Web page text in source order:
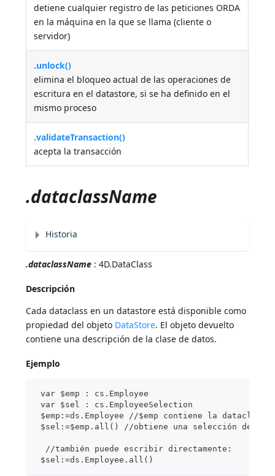
detiene cualquier registro de las peticiones ORDA
en la máquina en la que se llama (cliente o
servidor)
.unlock()
elimina el bloqueo actual de las operaciones de
escritura en el datastore, si se ha definido en el
mismo proceso
.validateTransaction()
acepta la transacción
.dataclassName
Historia
.dataclassName : 4D.DataClass
Descripción
Cada dataclass en un datastore está disponible como
propiedad del objeto DataStore. El objeto devuelto
contiene una descripción de la clase de datos.
Ejemplo
var $emp : cs.Employee
var $sel : cs.EmployeeSelection
$emp:=ds.Employee //$emp contiene la dataclass
$sel:=$emp.all() //obtiene una selección de
  //también puede escribir directamente:
$sel:=ds.Employee.all()